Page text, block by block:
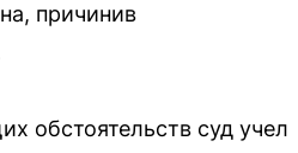
причинив
обстоятельств суд учел